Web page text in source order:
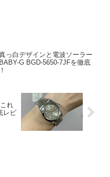
っ白デザインと電波ソーラー
G BGD-5650-7JFを徹底
れ
レビ